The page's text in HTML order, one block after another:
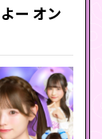
ー オン